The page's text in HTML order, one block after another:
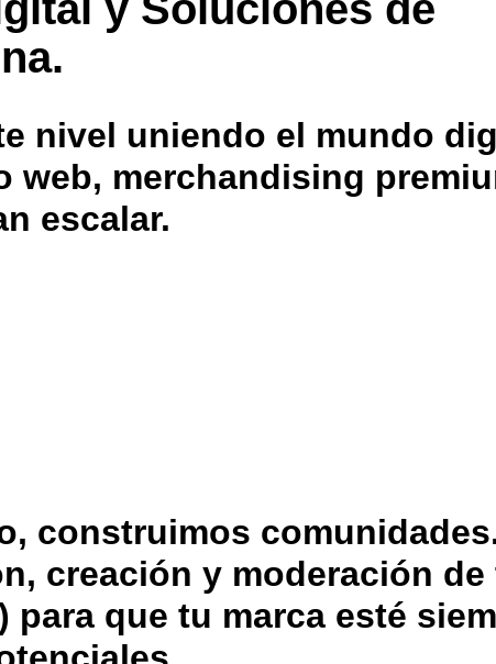
nivel uniendo el mundo
web, merchandising
escalar.
construimos
creación y moderación de
para que tu marca esté